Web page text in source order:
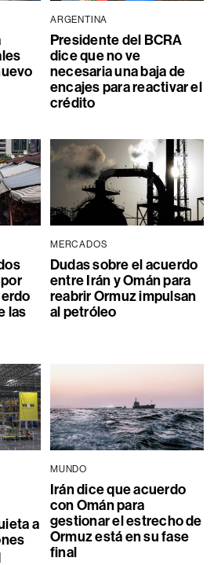
ARGENTINA
Presidente del BCRA
dice que no ve
necesaria una baja de
encajes para reactivar el
crédito
las
MERCADOS
Dudas sobre el acuerdo
entre Irán y Omán para
reabrir Ormuz impulsan
al petróleo
a
MUNDO
Irán dice que acuerdo
con Omán para
gestionar el estrecho de
Ormuz está en su fase
final